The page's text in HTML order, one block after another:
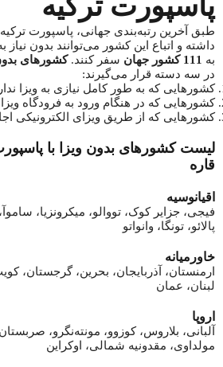
طبق آخرین رتبه‌بندی جهانی، پاسپورت ترکیه
داشته و اتباع این کشور می‌توانند بدون نیاز
به 111 کشور جهان سفر کنند.کشورهای
در سه دسته قرار می‌گیرند:
کشورهایی که به طور کامل نیازی به ویزا
کشورهایی که در هنگام ورود به فرودگاه
کشورهایی که از طریق ویزای الکترونیکی
لیست کشورهای بدون ویزا با
قاره
اقیانوسیه
فیجی، جزایر کوک، تووالو، میکرونزیا،
پالائو، تونگا، وانواتو
خاورمیانه
ارمنستان، آذربایجان، بحرین، گرجستان،
لبنان، عمان
اروپا
آلبانی، بلاروس، کوزوو، مونته‌نگرو،
مولداوی، مقدونیه شمالی، اوکراین